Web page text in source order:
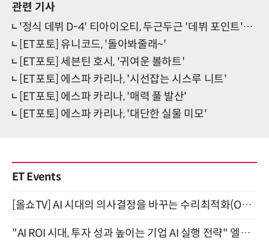
관련 기사
'정식 데뷔 D-4' 티아이오티, 두근두근 '데뷔 포인트'는?
[ET포토] 유니코드, '돌아봐줄래~'
[ET포토] 세븐틴 호시, '귀여운 볼하트'
[ET포토] 에스파 카리나, '시선잡는 시스루 니트'
[ET포토] 에스파 카리나, '매력 풀 발산'
[ET포토] 에스파 카리나, '대단한 실물 미모'
ET Events
[올쇼TV] AI 시대의 의사결정을 바꾸는 수리최적화(Optimization) 소개 (8/20 생방송)
"AI ROI 시대, 투자 성과 높이는 기업 AI 실행 전략" 엘타워 6층 (9월 18일)